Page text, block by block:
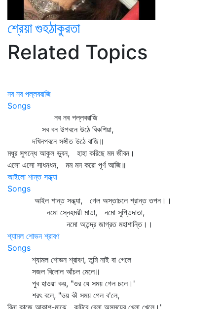
শ্রেয়া গুহঠাকুরতা
Related Topics
নব নব পল্লবরাজি
Songs
নব নব পল্লবরাজি
সব বন উপবনে উঠে বিকশিয়া,
দখিনপবনে সঙ্গীত উঠে বাজি॥
মধুর সুগন্ধে আকুল ভুবন, হাহা করিছে মম জীবন।
এসো এসো সাধনধন, মম মন করো পূর্ণ আজি॥
আইলো শান্ত সন্ধ্যা
Songs
আইল শান্ত সন্ধ্যা, গেল অস্তাচলে শ্রান্ত তপন।।
নমো স্নেহময়ী মাতা, নমো সুপ্তিদাতা,
নমো অতন্দ্র জাগ্রত মহাশান্তি।।
শ্যামল শোভন শ্রাবণ
Songs
শ্যামল শোভন শ্রাবণ, তুমি নাই বা গেলে
সজল বিলোল আঁচল মেলে॥
পুব হাওয়া কয়, "ওর যে সময় গেল চলে।'
শরৎ বলে, "ভয় কী সময় গেল ব'লে,
বিনা কাজে আকাশ-মাঝে কাটবে বেলা অসময়ের খেলা খেলে।'